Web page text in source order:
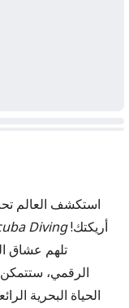
استكشف العالم
أريكتك!Diving
تلهم عشاق
الرقمي،
الحياة البحرية